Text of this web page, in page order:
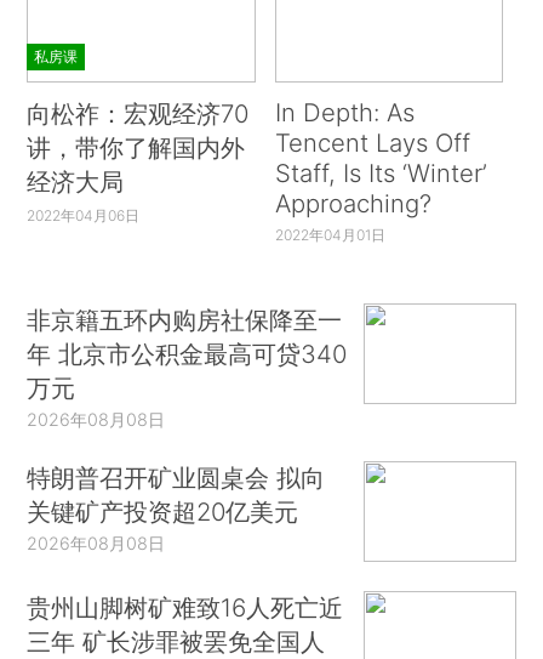
私房课
向松祚：宏观经济70
讲，带你了解国内外
经济大局
2022年04月06日
In Depth: As
Tencent Lays Off
Staff, Is Its ‘Winter’
Approaching?
2022年04月01日
非京籍五环内购房社保降至一
年 北京市公积金最高可贷340
万元
2026年08月08日
特朗普召开矿业圆桌会 拟向
关键矿产投资超20亿美元
2026年08月08日
贵州山脚树矿难致16人死亡近
三年 矿长涉罪被罢免全国人